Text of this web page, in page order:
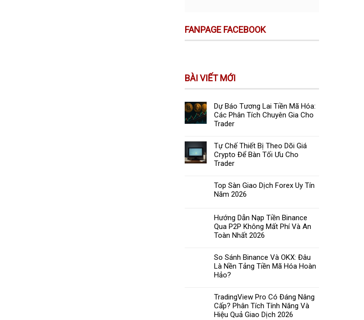
FANPAGE FACEBOOK
BÀI VIẾT MỚI
Dự Báo Tương Lai Tiền Mã Hóa:
Các Phân Tích Chuyên Gia Cho
Trader
Tự Chế Thiết Bị Theo Dõi Giá
Crypto Để Bàn Tối Ưu Cho
Trader
Top Sàn Giao Dịch Forex Uy Tín
Năm 2026
Hướng Dẫn Nạp Tiền Binance
Qua P2P Không Mất Phí Và An
Toàn Nhất 2026
So Sánh Binance Và OKX: Đâu
Là Nền Tảng Tiền Mã Hóa Hoàn
Hảo?
TradingView Pro Có Đáng Nâng
Cấp? Phân Tích Tính Năng Và
Hiệu Quả Giao Dịch 2026